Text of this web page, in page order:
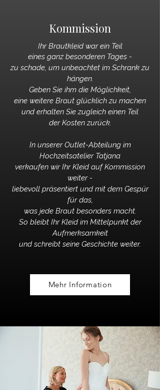
Kommission
Ihr Brautkleid war ein Teil
eines ganz besonderen Tages -
zu schade, um unbeachtet im Schrank zu
hängen.
Geben Sie ihm die Möglichkeit,
eine weitere Braut glücklich zu machen
und erhalten Sie zugleich einen Teil
der Kosten zurück.
In unserer Outlet-Abteilung im
Hochzeitsatelier Tatjana
verkaufen wir Ihr Kleid auf Kommission
weiter -
liebevoll präsentiert und mit dem Gespür
für das,
was jede Braut besonders macht.
So bleibt Ihr Kleid im Mittelpunkt der
Aufmerksamkeit
und schreibt seine Geschichte weiter.
Mehr Information